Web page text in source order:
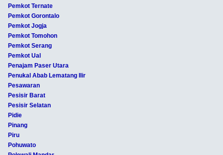
Pemkot Ternate
Pemkot Gorontalo
Pemkot Jogja
Pemkot Tomohon
Pemkot Serang
Pemkot Ual
Penajam Paser Utara
Penukal Abab Lematang Ilir
Pesawaran
Pesisir Barat
Pesisir Selatan
Pidie
Pinang
Piru
Pohuwato